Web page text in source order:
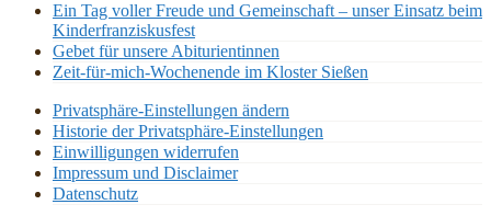
Ein Tag voller Freude und Gemeinschaft – unser Einsatz beim
Kinderfranziskusfest
Gebet für unsere Abiturientinnen
Zeit-für-mich-Wochenende im Kloster Sießen
Privatsphäre-Einstellungen ändern
Historie der Privatsphäre-Einstellungen
Einwilligungen widerrufen
Impressum und Disclaimer
Datenschutz